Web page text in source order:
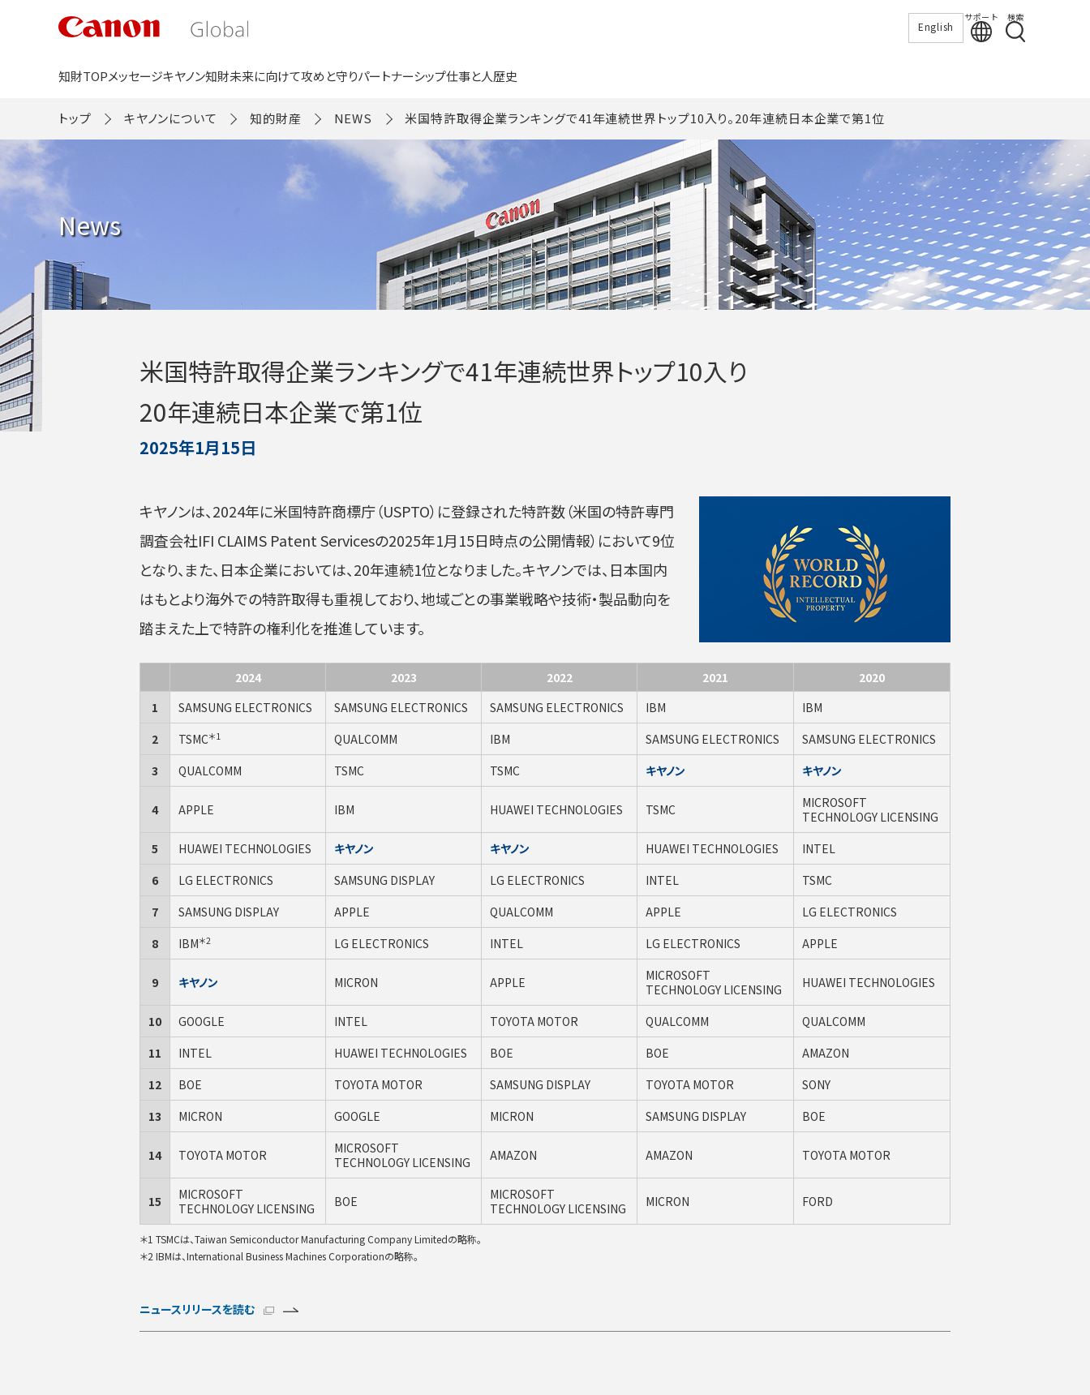
移
動
す
English
サポート 検索
知財TOPメッセージキヤノン知財未来に向けて攻めと守りパートナーシップ仕事と人歴史
トップ キヤノンについて 知的財産 NEWS 米国特許取得企業ランキングで41年連続世界トップ10入り。20年連続日本企業で第1位
News
米国特許取得企業ランキングで41年連続世界トップ10入り
20年連続日本企業で第1位
2025年1月15日
キヤノンは、2024年に米国特許商標庁（USPTO）に登録された特許数（米国の特許専門
調査会社IFI CLAIMS Patent Servicesの2025年1月15日時点の公開情報）において9位
となり、また、日本企業においては、20年連続1位となりました。キヤノンでは、日本国内
はもとより海外での特許取得も重視しており、地域ごとの事業戦略や技術・製品動向を
踏まえた上で特許の権利化を推進しています。
2024 2023 2022 2021
2020
1
SAMSUNG ELECTRONICS SAMSUNG ELECTRONICS SAMSUNG ELECTRONICS IBM
IBM
2
TSMC＊1 QUALCOMM IBM SAMSUNG ELECTRONICS
SAMSUNG ELECTRONICS
3
QUALCOMM TSMC TSMC キヤノン キヤノン
4 APPLE IBM HUAWEI TECHNOLOGIES TSMC
MICROSOFT
TECHNOLOGY LICENSING
5
HUAWEI TECHNOLOGIES キヤノン キヤノン HUAWEI TECHNOLOGIES
INTEL
6
LG ELECTRONICS SAMSUNG DISPLAY LG ELECTRONICS INTEL
TSMC
7
SAMSUNG DISPLAY APPLE QUALCOMM APPLE
LG ELECTRONICS
8
IBM＊2 LG ELECTRONICS INTEL LG ELECTRONICS APPLE
9 キヤノン MICRON APPLE
MICROSOFT
TECHNOLOGY LICENSING
HUAWEI TECHNOLOGIES
10 GOOGLE INTEL TOYOTA MOTOR QUALCOMM
QUALCOMM
11
INTEL HUAWEI TECHNOLOGIES BOE BOE
AMAZON
12
BOE TOYOTA MOTOR SAMSUNG DISPLAY TOYOTA MOTOR
SONY
13
MICRON GOOGLE MICRON SAMSUNG DISPLAY BOE
14 TOYOTA MOTOR
MICROSOFT
TECHNOLOGY LICENSING
AMAZON AMAZON TOYOTA MOTOR
15
MICROSOFT
TECHNOLOGY LICENSING
BOE
MICROSOFT
TECHNOLOGY LICENSING
MICRON FORD
＊1 TSMCは、Taiwan Semiconductor Manufacturing Company Limitedの略称。
＊2 IBMは、International Business Machines Corporationの略称。
ニュースリリースを読む